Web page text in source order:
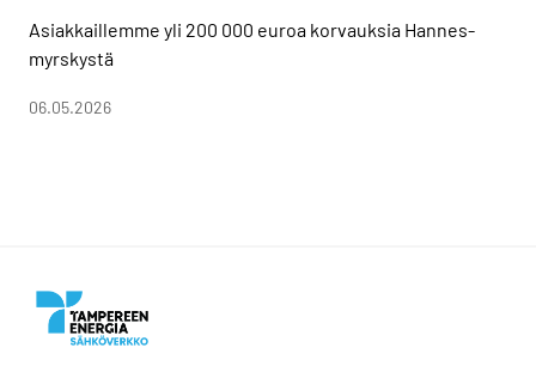
Asiakkaillemme yli 200 000 euroa korvauksia Hannes-
myrskystä
06.05.2026